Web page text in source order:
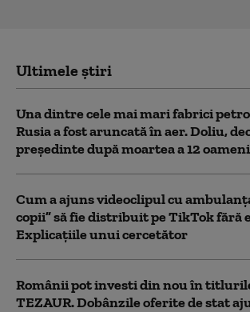
Ultimele știri
Una dintre cele mai mari fabrici
Rusia a fost aruncată în aer. Doliu,
președinte după moartea a 12 oameni
Cum a ajuns videoclipul cu
copii” să fie distribuit pe TikTok fără
Explicațiile unui cercetător
Românii pot investi din nou în
TEZAUR. Dobânzile oferite de stat